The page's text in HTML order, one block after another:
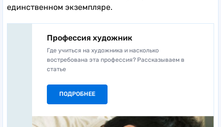
единственном экземпляре.
Профессия художник
Где учиться на художника и насколько
востребована эта профессия? Рассказываем в
статье
ПОДРОБНЕЕ